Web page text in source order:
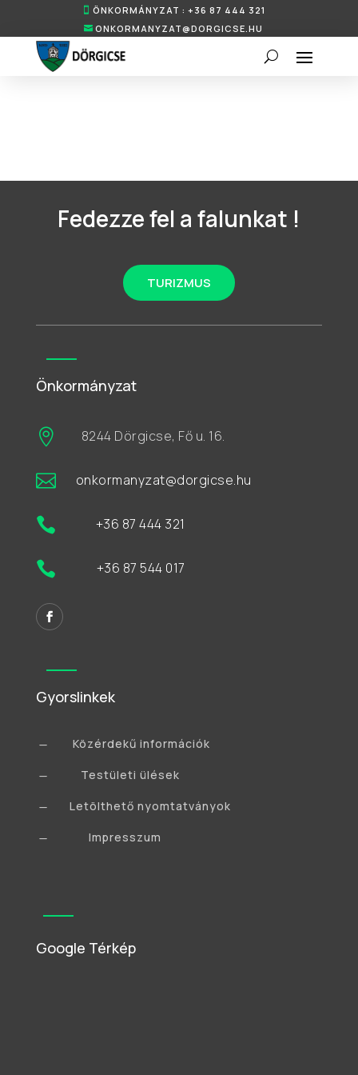
ÖNKORMÁNYZAT : +36 87 444 321
ONKORMANYZAT@DORGICSE.HU
Fedezze fel a falunkat !
TURIZMUS
Önkormányzat
 8244 Dörgicse, Fő u. 16.
 onkormanyzat@dorgicse.hu
 +36 87 444 321
 +36 87 544 017
Gyorslinkek
K Közérdekű információk
K Testületi ülések
K Letölthető nyomtatványok
K Impresszum
Google Térkép